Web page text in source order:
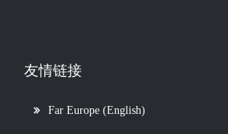
友情链接
Far Europe (English)